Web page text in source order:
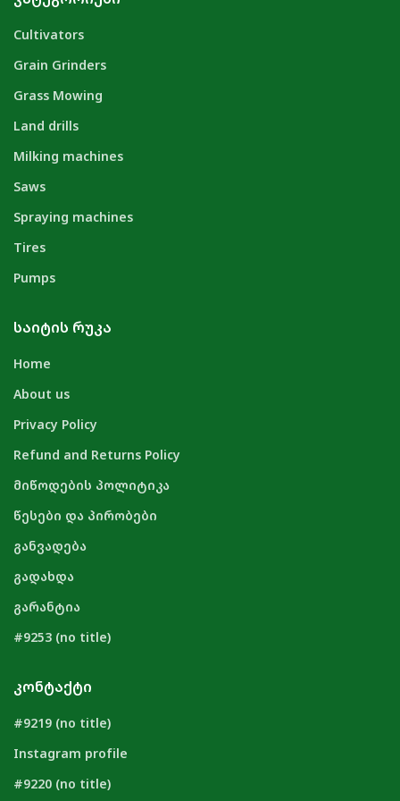
Cultivators
Grain Grinders
Grass Mowing
Land drills
Milking machines
Saws
Spraying machines
Tires
Pumps
ᲡᲐᲘᲢᲘᲡ ᲠᲣᲙᲐ
Home
About us
Privacy Policy
Refund and Returns Policy
მიწოდების პოლიტიკა
წესები და პირობები
განვადება
გადახდა
გარანტია
#9253 (no title)
ᲙᲝᲜᲢᲐᲥᲢᲘ
#9219 (no title)
Instagram profile
#9220 (no title)